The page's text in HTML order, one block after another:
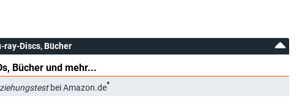
ray-Discs, Bücher
Bücher und mehr...
bei Amazon.de*